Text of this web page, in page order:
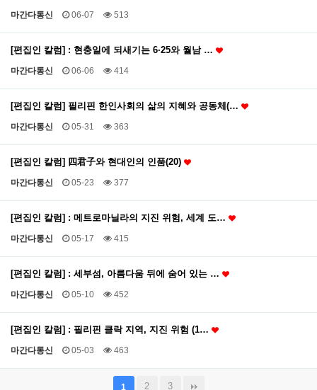
마간다통신 06-07 513
[편집인 칼럼] : 현충일에 되새기는 6·25와 월남 …
마간다통신 06-06 414
[편집인 칼럼] 필리핀 한인사회의 삶의 지혜와 공동체(…
마간다통신 05-31 363
[편집인 칼럼] 四君子와 현대인의 인품(20)
마간다통신 05-23 377
[편집인 칼럼] : 메트로마닐라의 지진 위험, 세계 도…
마간다통신 05-17 415
[편집인 칼럼] : 세부섬, 아름다움 뒤에 숨어 있는 …
마간다통신 05-10 452
[편집인 칼럼] : 필리핀 클락 지역, 지진 위험 (1…
마간다통신 05-03 463
1 2 3